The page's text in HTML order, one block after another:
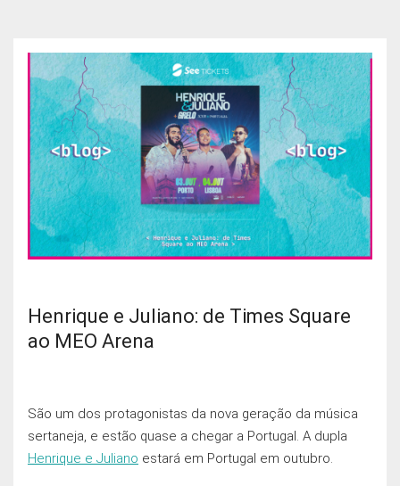
Henrique e Juliano: de Times Square
ao MEO Arena
São um dos protagonistas da nova geração da música
sertaneja, e estão quase a chegar a Portugal. A dupla
Henrique e Juliano estará em Portugal em outubro.